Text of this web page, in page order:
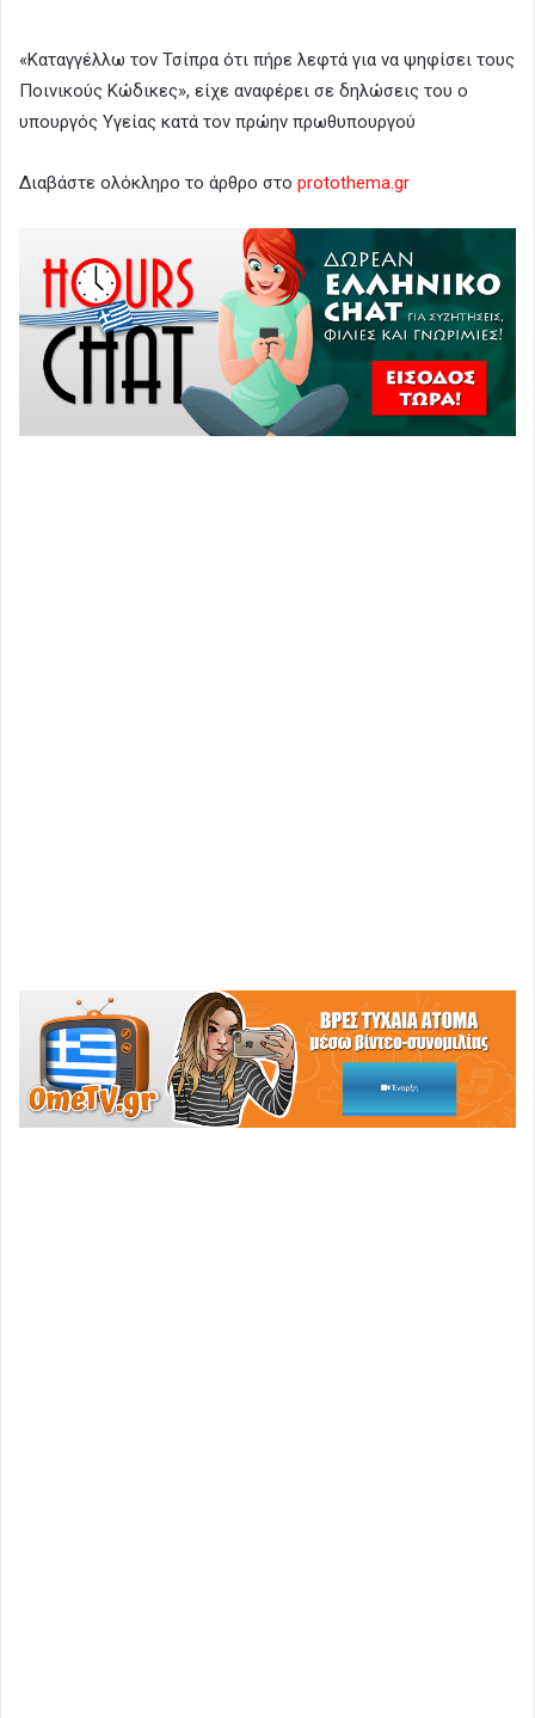
«Καταγγέλλω τον Τσίπρα ότι πήρε λεφτά για να ψηφίσει τους
Ποινικούς Κώδικες», είχε αναφέρει σε δηλώσεις του ο
υπουργός Υγείας κατά τον πρώην πρωθυπουργού
Διαβάστε ολόκληρο το άρθρο στο protothema.gr